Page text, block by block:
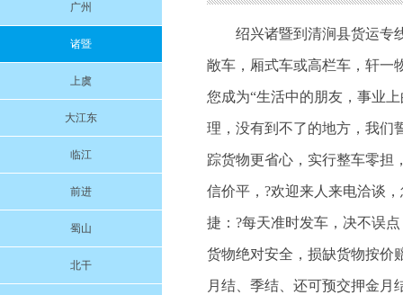
广州
诸暨
上虞
大江东
临江
前进
蜀山
北干
绍兴诸暨到清涧县货运专
敞车，厢式车或高栏车，轩一
您成为“生活中的朋友，事业
理，没有到不了的地方，我们
踪货物更省心，实行整车零担
信价平，?欢迎来人来电洽谈
捷：?每天准时发车，决不误
货物绝对安全，损缺货物按价
月结、季结、还可预交押金